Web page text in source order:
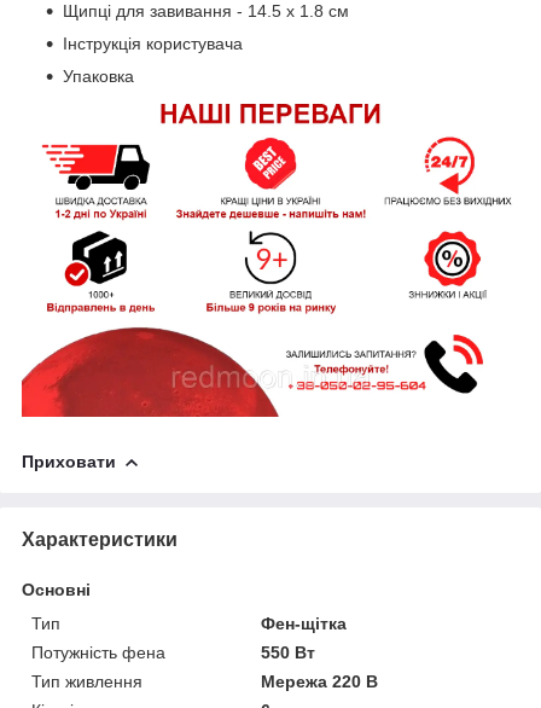
Щипці для завивання - 14.5 х 1.8 см
Інструкція користувача
Упаковка
Приховати
Характеристики
Основні
Тип
Фен-щітка
Потужність фена
550 Вт
Тип живлення
Мережа 220 В